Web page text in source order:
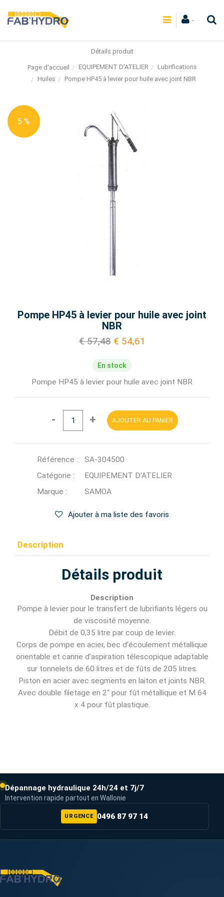
Détails produit
Page d'accueil EQUIPEMENT D'ATELIER
Lubrifications
Huiles
Pompe HP45 à levier pour huile avec joint NBR
5 %
Pompe HP45 à levier pour huile avec joint
NBR
€ 57,48 € 54,61
En stock
Pompe HP45 à levier pour huile avec joint NBR
- + AJOUTER AU PANIER
Référence :
SA-304500
Catégorie :
EQUIPEMENT D'ATELIER
Marque :
SAMOA
Ajouter à ma liste des favoris
Description
Détails produit
Description
Pompe à levier pour le transfert de lubrifiants légers ou
de viscosité moyenne.
Débit de 0,35 litre par coup de levier.
Corps de pompe en acier, bec d’écoulement métallique
orientable et canne d’aspiration télescopique adaptable
sur tonnelets de 60 litres et de fûts de 205 litres.
Piston en acier avec segments en laiton et joints NBR.
Avec double filetage en 2" pour fût métallique et M 64
x 4 pour fût plastique.
Dépannage hydraulique 24h/24 et 7j/7
Intervention rapide partout en Wallonie
URGENCE 0496 87 97 14